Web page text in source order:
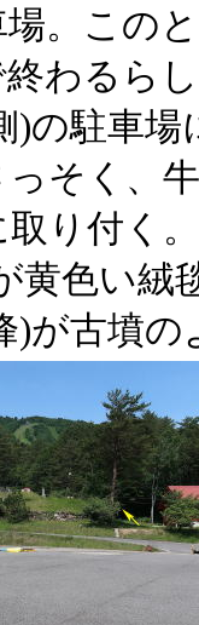
。この
わるら
)の駐車
そく、
り付く
黄色い絨
)が古墳